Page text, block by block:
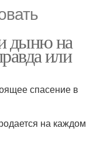
дыню на
или
спасение в
на каждом